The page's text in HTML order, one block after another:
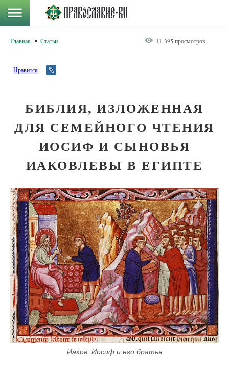
Главная Статьи 11 395 просмотров
Нравится
БИБЛИЯ, ИЗЛОЖЕННАЯ
ДЛЯ СЕМЕЙНОГО ЧТЕНИЯ
ИОСИФ И СЫНОВЬЯ
ИАКОВЛЕВЫ В ЕГИПТЕ
Иаков, Иосиф и его братья